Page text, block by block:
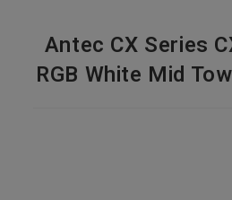
Antec CX Series
RGB White Mid